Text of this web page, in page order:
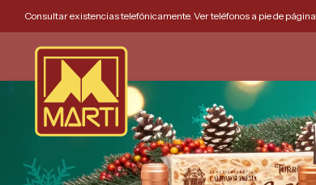
Consultar existencias telefónicamente. Ver teléfonos a pie de página